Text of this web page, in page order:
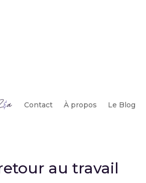
Contact À propos Le Blog
au travail